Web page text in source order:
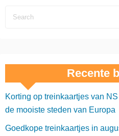
Recente
Korting op treinkaartjes van
de mooiste steden van Europa
Goedkope treinkaartjes in